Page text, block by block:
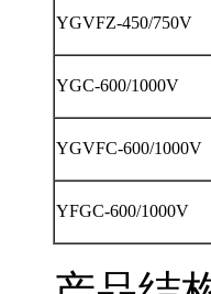
YGVFZ-450/750V
YGC-600/1000V
YGVFC-600/1000V
YFGC-600/1000V